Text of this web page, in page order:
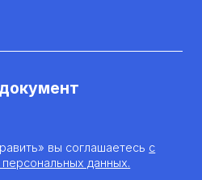
вы соглашаетесь с
данных.